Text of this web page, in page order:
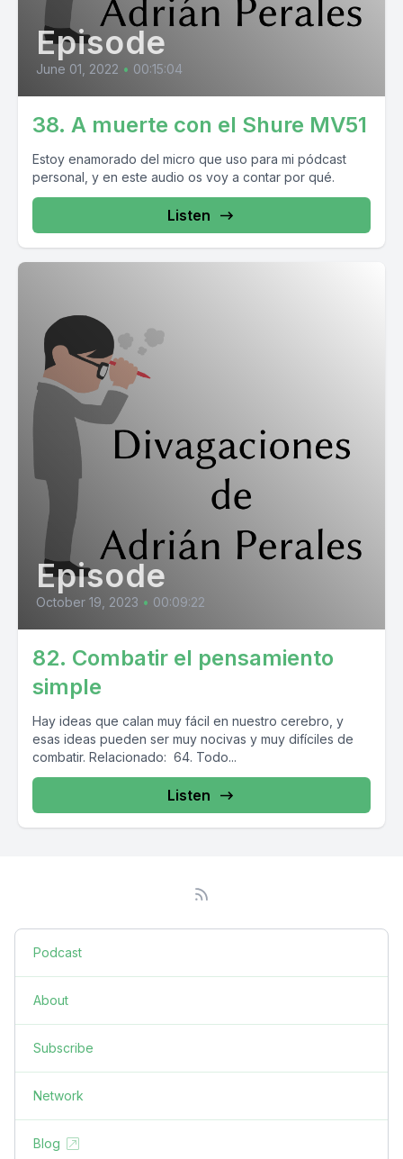
Episode
June 01, 2022 • 00:15:04
38. A muerte con el Shure MV51
Estoy enamorado del micro que uso para mi pódcast
personal, y en este audio os voy a contar por qué.
Listen
Episode
October 19, 2023 • 00:09:22
82. Combatir el pensamiento
simple
Hay ideas que calan muy fácil en nuestro cerebro, y
esas ideas pueden ser muy nocivas y muy difíciles de
combatir. Relacionado: 64. Todo...
Listen
Podcast
About
Subscribe
Network
Blog